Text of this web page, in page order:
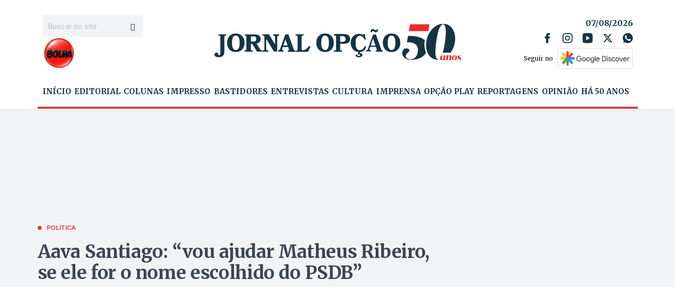
07/08/2026
Seguir no
INÍCIO EDITORIAL COLUNAS IMPRESSO BASTIDORES ENTREVISTAS CULTURA IMPRENSA OPÇÃO PLAY REPORTAGENS OPINIÃO HÁ 50 ANOS
POLÍTICA
Aava Santiago: “vou ajudar Matheus Ribeiro,
se ele for o nome escolhido do PSDB”